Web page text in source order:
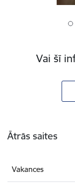
Vai šī
Ātrās saites
Vakances